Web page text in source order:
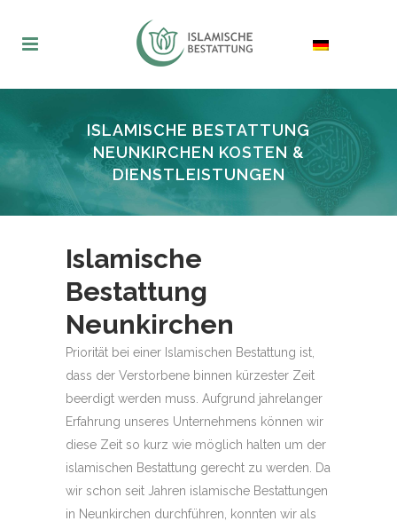
ISLAMISCHE BESTATTUNG
NEUNKIRCHEN KOSTEN &
DIENSTLEISTUNGEN
Islamische
Bestattung
Neunkirchen
Priorität bei einer Islamischen Bestattung ist,
dass der Verstorbene binnen kürzester Zeit
beerdigt werden muss. Aufgrund jahrelanger
Erfahrung unseres Unternehmens können wir
diese Zeit so kurz wie möglich halten um der
islamischen Bestattung gerecht zu werden. Da
wir schon seit Jahren islamische Bestattungen
in Neunkirchen durchführen, konnten wir als